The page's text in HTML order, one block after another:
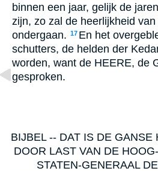
binnen een jaar, gelijk de
zijn, zo zal de heerlijkheid
ondergaan. 17 En het
schutters, de helden der
worden, want de HEERE, de
gesproken.
BIJBEL -- DAT IS DE GANSE
DOOR LAST VAN DE
STATEN-GENERAAL